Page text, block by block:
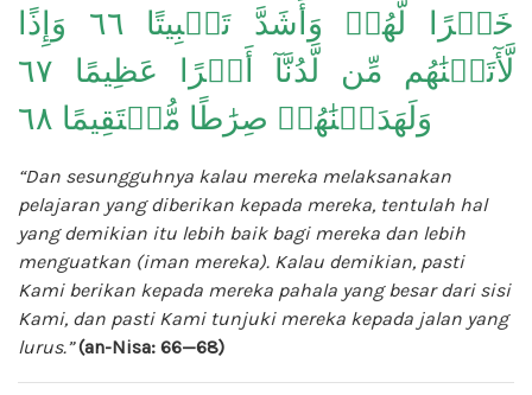
خَيۡرًا لَّهُمۡ وَأَشَدَّ تَثۡبِيتًا ٦٦ وَإِذًا
لَّأٓتَيۡنَٰهُم مِّن لَّدُنَّآ أَجۡرًا عَظِيمًا ٦٧
وَلَهَدَيۡنَٰهُمۡ صِرَٰطًا مُّسۡتَقِيمًا ٦٨
“Dan sesungguhnya kalau mereka melaksanakan
pelajaran yang diberikan kepada mereka, tentulah hal
yang demikian itu lebih baik bagi mereka dan lebih
menguatkan (iman mereka). Kalau demikian, pasti
Kami berikan kepada mereka pahala yang besar dari sisi
Kami, dan pasti Kami tunjuki mereka kepada jalan yang
lurus.” (an-Nisa: 66—68)